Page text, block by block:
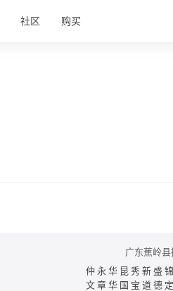
社区 购买
广东蕉岭县
仲永华昆秀新盛
文章华国宝道德